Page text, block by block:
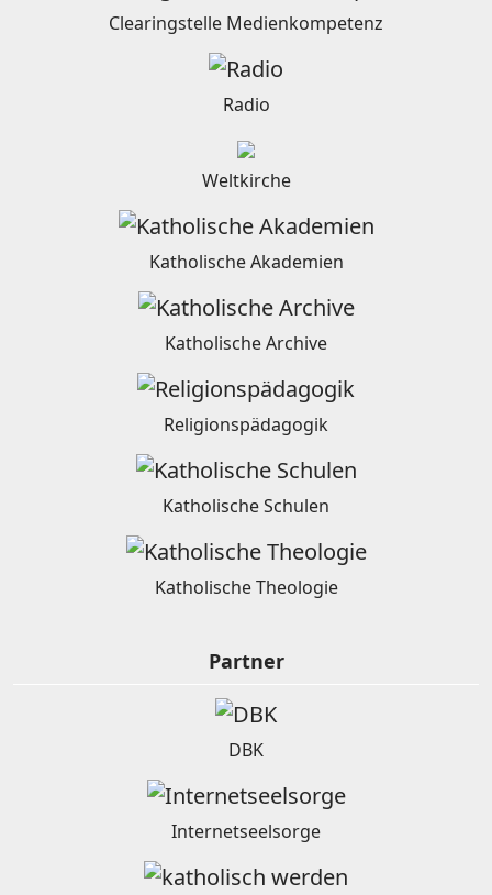
Clearingstelle Medienkompetenz
Radio
Weltkirche
Katholische Akademien
Katholische Archive
Religionspädagogik
Katholische Schulen
Katholische Theologie
Partner
DBK
Internetseelsorge